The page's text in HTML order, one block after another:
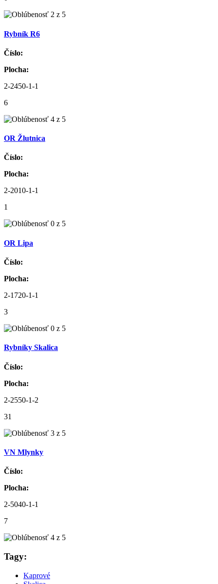
Rybník R6
Číslo:
Plocha:
2-2450-1-1
6
OR Žlutnica
Číslo:
Plocha:
2-2010-1-1
1
OR Lipa
Číslo:
Plocha:
2-1720-1-1
3
Rybníky Skalica
Číslo:
Plocha:
2-2550-1-2
31
VN Mlynky
Číslo:
Plocha:
2-5040-1-1
7
Tagy:
Kaprové